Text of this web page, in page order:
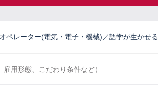
ペレーター(電気・電子・機械)／語学が生かせる
雇用形態、こだわり条件など）